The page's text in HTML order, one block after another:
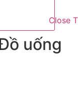
Close
uống